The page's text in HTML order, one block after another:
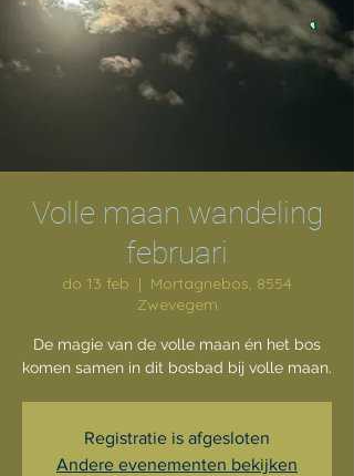
Volle maan wandeling
februari
do 13 feb
  |
Mortagnebos, 8554
Zwevegem
De magie van de volle maan én het bos
komen samen in dit bosbad bij volle maan.
Registratie is afgesloten
Andere evenementen bekijken